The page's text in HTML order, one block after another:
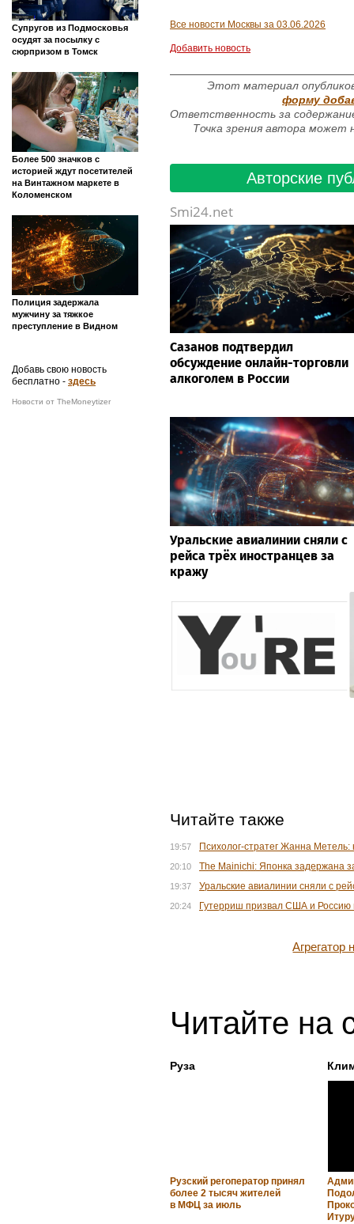
Супругов из Подмосковья
осудят за посылку с
сюрпризом в Томск
Более 500 значков с
историей ждут посетителей
на Винтажном маркете в
Коломенском
Полиция задержала
мужчину за тяжкое
преступление в Видном
Добавь свою новость
бесплатно - здесь
Новости от TheMoneytizer
Все новости Москвы за 03.06.2026
Добавить новость
Этот материал
форму
Ответственность за
Точка зрения автора может
Авторские
Smi24.net
Сазанов подтвердил
обсуждение онлайн-торговли
алкоголем в России
Уральские авиалинии сняли с
рейса трёх иностранцев за
кражу
Читайте также
19:57 Психолог-стратег Жанна Метель:
20:10 The Mainichi: Японка задержана
19:37 Уральские авиалинии сняли с
20:24 Гутерриш призвал США и Россию
Читайте на
Руза
Рузский регоператор принял
более 2 тысяч жителей
в МФЦ за июль